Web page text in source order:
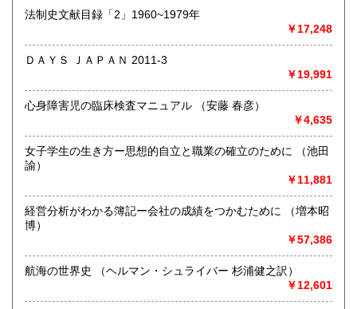
語国文、外国文学、古典籍、近代文献、趣味、外国書、サブ
カルチャー、古書一般（その他）
法制史文献目録「2」1960~1979年
￥17,248
ＤＡＹＳ ＪＡＰＡＮ 2011-3
￥19,991
心身障害児の臨床検査マニュアル （安藤 春彦）
￥4,635
女子学生の生き方ー思想的自立と職業の確立のために （池田
諭）
￥11,881
経営分析がわかる簿記ー会社の成績をつかむために （増本昭
博）
￥57,386
航海の世界史 （ヘルマン・シュライバー 杉浦健之訳）
￥12,601